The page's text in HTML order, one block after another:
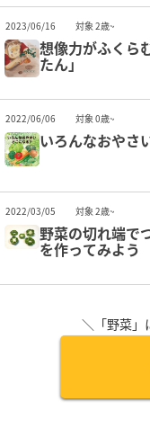
2023/06/16 対象 2歳~
想像力がふくら
たん」
2022/06/06 対象 0歳~
いろんなおやさ
2022/03/05 対象 2歳~
野菜の切れ端で
を作ってみよう
＼「野菜」